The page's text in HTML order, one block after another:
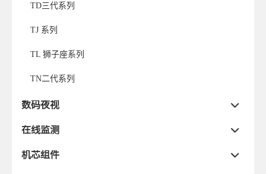
TD三代系列
TJ 系列
TL 狮子座系列
TN二代系列
数码夜视
在线监测
机芯组件